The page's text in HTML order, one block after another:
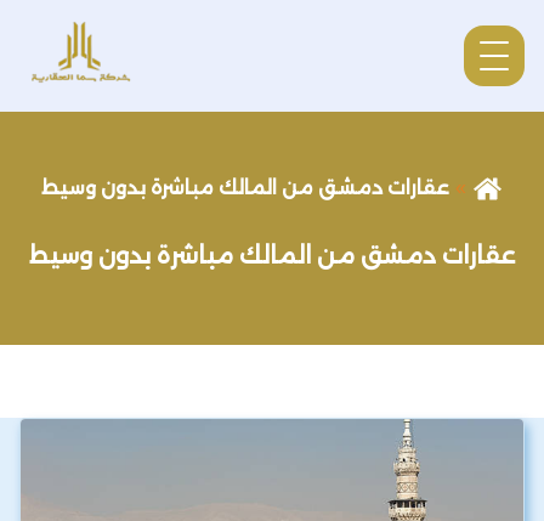
عقارات دمشق من المالك مباشرة بدون وسيط
عقارات دمشق من المالك مباشرة بدون وسيط